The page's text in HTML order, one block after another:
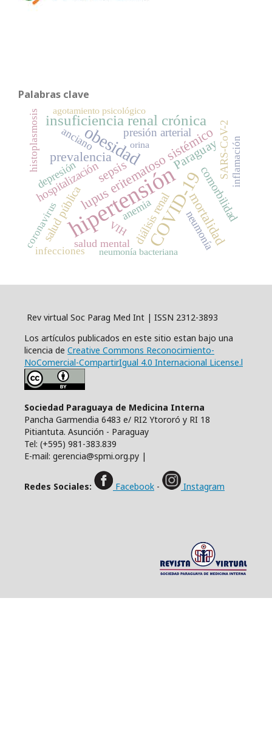
Palabras clave
hipertensión
COVID-19
obesidad
insuficiencia renal crónica
lupus eritematoso sistémico
mortalidad
prevalencia Paraguay
sepsis
diálisis renal
presión arterial
comorbilidad
hospitalización
salud pública neumonía
depresión
salud mental
SARS-CoV-2
anciano
anemia
histoplasmosis
infecciones
inflamación
coronavirus VIH
agotamiento psicológico
orina
neumonía bacteriana
Rev virtual Soc Parag Med Int | ISSN 2312-3893
Los artículos publicados en este sitio estan bajo una
licencia de Creative Commons Reconocimiento-
NoComercial-CompartirIgual 4.0 Internacional License.l
Sociedad Paraguaya de Medicina Interna
Pancha Garmendia 6483 e/ RI2 Ytororó y RI 18
Pitiantuta. Asunción - Paraguay
Tel: (+595) 981-383.839
E-mail: gerencia@spmi.org.py |
Redes Sociales: Facebook - Instagram